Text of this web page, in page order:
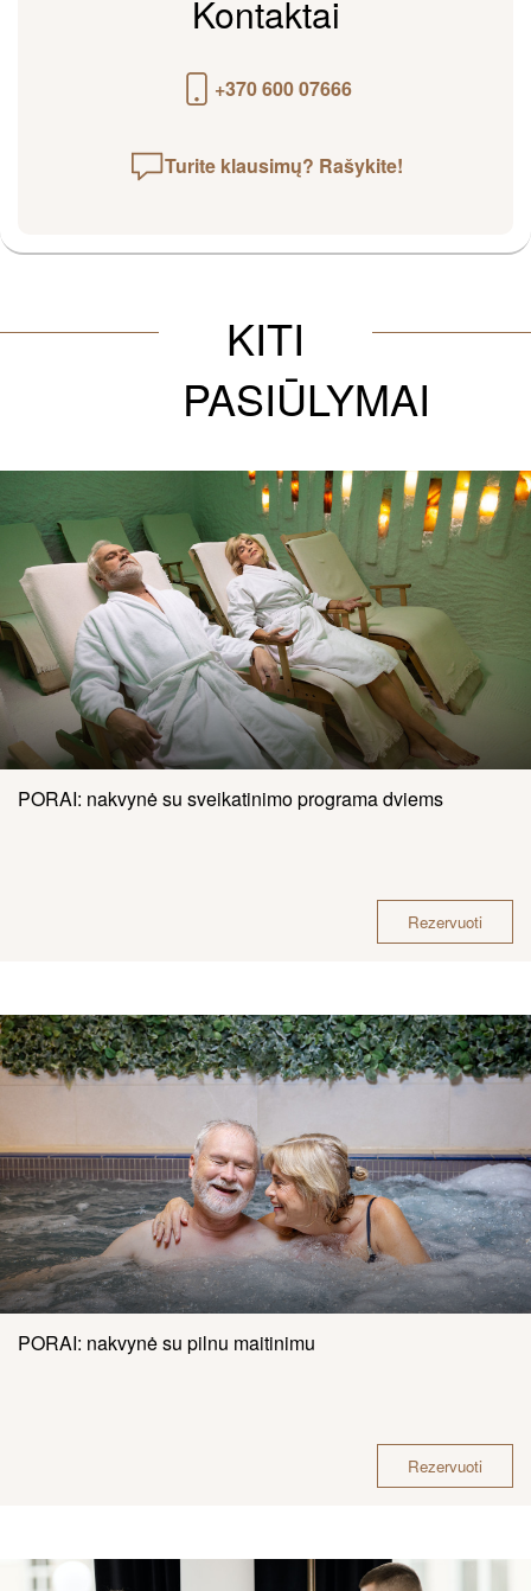
Kontaktai
+370 600 07666
Turite klausimų? Rašykite!
KITI
PASIŪLYMAI
PORAI: nakvynė su sveikatinimo programa dviems
Rezervuoti
PORAI: nakvynė su pilnu maitinimu
Rezervuoti